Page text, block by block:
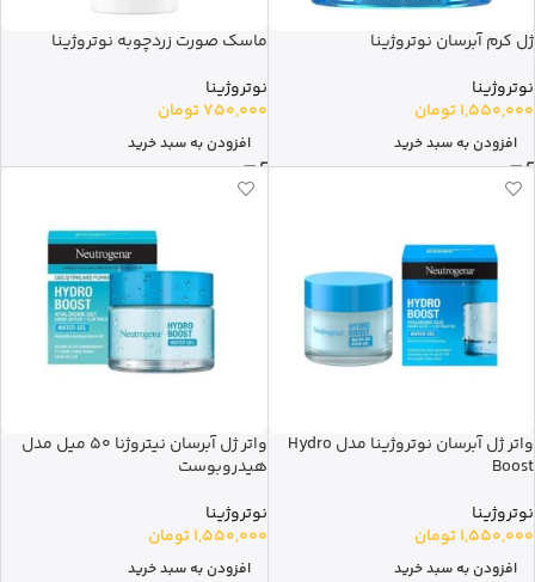
ژل کرم آبرسان نوتروژینا
نوتروژینا
1,550,000تومان
افزودن به سبد خرید
ماسک صورت زردچوبه نوتروژینا
نوتروژینا
750,000 تومان
افزودن به سبد خرید
واتر ژل آبرسان نوتروژینا مدل Hydro
Boost
نوتروژینا
1,550,000تومان
افزودن به سبد خرید
واتر ژل آبرسان نیتروژنا 50 میل مدل
هیدروبوست
نوتروژینا
1,550,000 تومان
افزودن به سبد خرید